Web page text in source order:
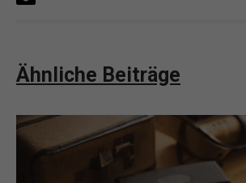
Ähnliche Beiträge